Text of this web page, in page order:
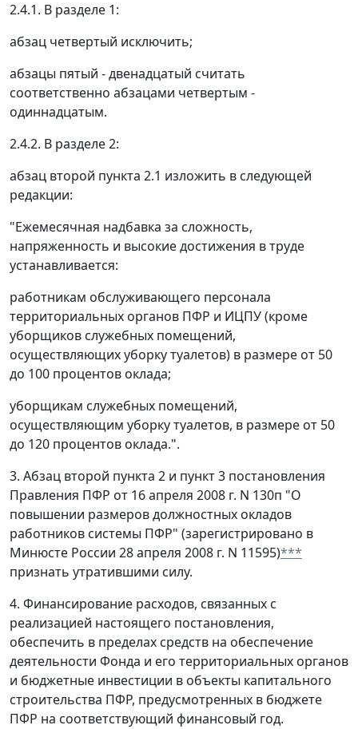
2.4.1. В разделе 1:
абзац четвертый исключить;
абзацы пятый - двенадцатый считать
соответственно абзацами четвертым -
одиннадцатым.
2.4.2. В разделе 2:
абзац второй пункта 2.1 изложить в следующей
редакции:
"Ежемесячная надбавка за сложность,
напряженность и высокие достижения в труде
устанавливается:
работникам обслуживающего персонала
территориальных органов ПФР и ИЦПУ (кроме
уборщиков служебных помещений,
осуществляющих уборку туалетов) в размере от 50
до 100 процентов оклада;
уборщикам служебных помещений,
осуществляющим уборку туалетов, в размере от 50
до 120 процентов оклада.".
3. Абзац второй пункта 2 и пункт 3 постановления
Правления ПФР от 16 апреля 2008 г. N 130п "О
повышении размеров должностных окладов
работников системы ПФР" (зарегистрировано в
Минюсте России 28 апреля 2008 г. N 11595)***
признать утратившими силу.
4. Финансирование расходов, связанных с
реализацией настоящего постановления,
обеспечить в пределах средств на обеспечение
деятельности Фонда и его территориальных органов
и бюджетные инвестиции в объекты капитального
строительства ПФР, предусмотренных в бюджете
ПФР на соответствующий финансовый год.